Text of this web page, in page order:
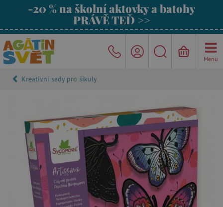
-20 % na školní aktovky a batohy
PRÁVĚ TEĎ >>
Menu
Kreativní sady pro šikuly